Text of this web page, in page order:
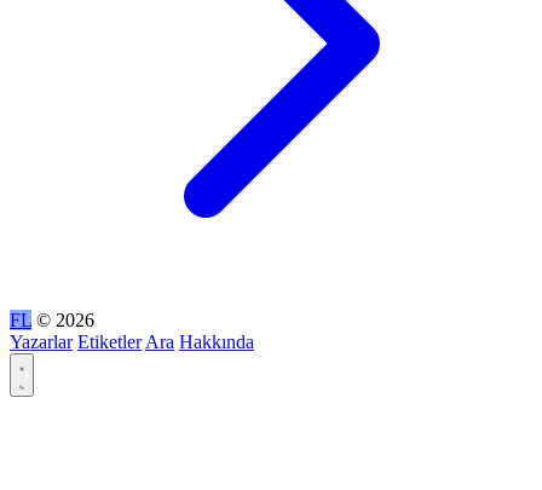
FL © 2026
Yazarlar Etiketler Ara Hakkında